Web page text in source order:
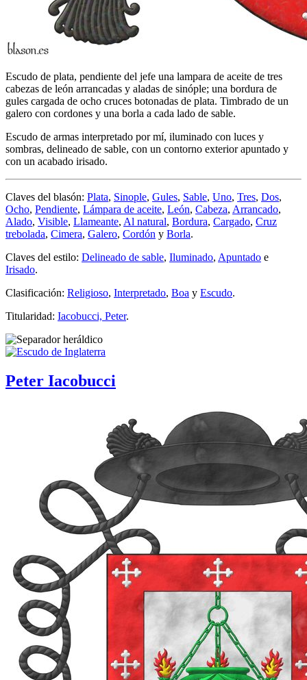
Escudo de plata, pendiente del jefe una lampara de aceite de tres
cabezas de león arrancadas y aladas de sinóple; una bordura de
gules cargada de ocho cruces botonadas de plata. Timbrado de un
galero con cordones y una borla a cada lado de sable.
Escudo de armas interpretado por mí, iluminado con luces y
sombras, delineado de sable, con un contorno exterior apuntado y
con un acabado irisado.
Claves del blasón: Plata, Sinople, Gules, Sable, Uno, Tres, Dos,
Ocho, Pendiente, Lámpara de aceite, León, Cabeza, Arrancado,
Alado, Visible, Llameante, Al natural, Bordura, Cargado, Cruz
trebolada, Cimera, Galero, Cordón y Borla.
Claves del estilo: Delineado de sable, Iluminado, Apuntado e
Irisado.
Clasificación: Religioso, Interpretado, Boa y Escudo.
Titularidad: Iacobucci, Peter.
Peter Iacobucci